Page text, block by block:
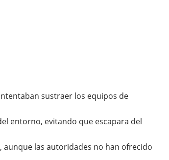
sustraer los equipos de
entorno, evitando que escapara del
las autoridades no han ofrecido